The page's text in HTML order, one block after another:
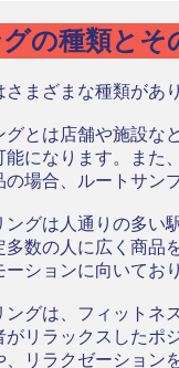
の種類とそ
まざまな種類があ
グとは店舗や施設な
能になります。また
場合、ルートサン
ングは人通りの多い
多数の人に広く商品
ションに向いてお
ングは、フィットネ
がリラックスしたポ
、リラクゼーション